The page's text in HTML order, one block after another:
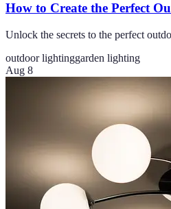
How to Create the Perfect
Unlock the secrets to the perfect
outdoor lightinggarden lighting
Aug 8